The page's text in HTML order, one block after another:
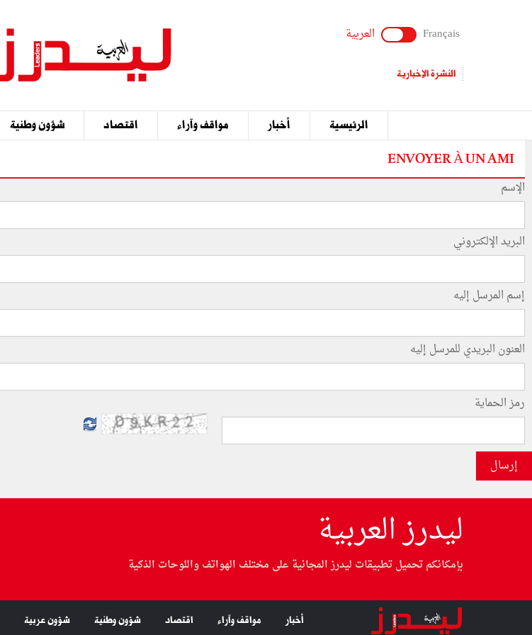
Français العربية
النشرة الإخبارية
الرئيسية أخبار مواقف وآراء اقتصاد شؤون وطنية
ENVOYER À UN AMI
الإسم
البريد الإلكتروني
إسم المرسل إليه
العنون البريدي للمرسل إليه
رمز الحماية
إرسال
ليدرز العربية
بإمكانكم تحميل تطبيقات ليدرز المجانية على مختلف الهواتف واللوحات الذكية
أخبار مواقف وآراء اقتصاد شؤون وطنية شؤون عربية